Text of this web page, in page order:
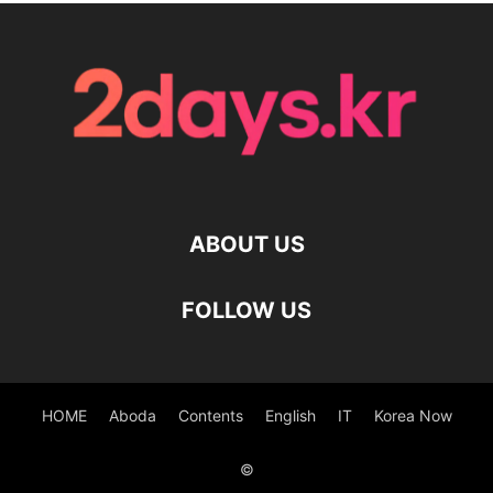
ABOUT US
FOLLOW US
HOME Aboda Contents English IT Korea Now
©